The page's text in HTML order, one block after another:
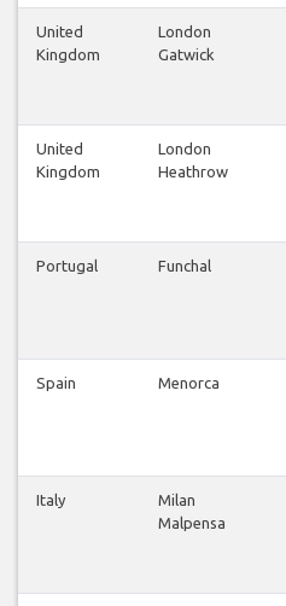
United
Kingdom
London
Gatwick
United
Kingdom
London
Heathrow
Portugal Funchal
Spain Menorca
Italy
Milan
Malpensa